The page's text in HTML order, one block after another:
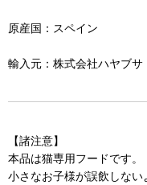
原産国：スペイン
輸入元：株式会社ハヤブサ
【諸注意】
本品は猫専用フードです。
小さなお子様が誤飲しな